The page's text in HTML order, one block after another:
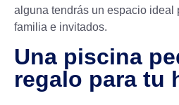
alguna tendrás un espacio ideal
familia e invitados.
Una piscina
regalo para tu